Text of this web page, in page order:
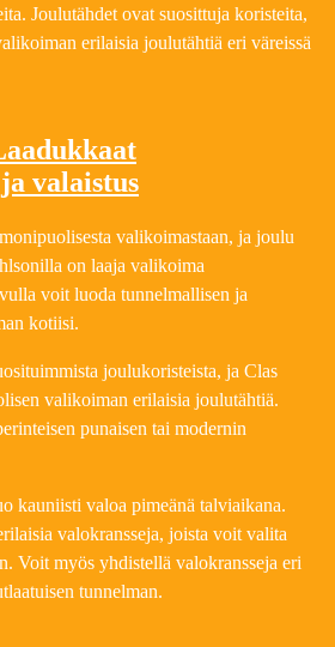
Joulutähdet ovat suosittuja koristeita,
erilaisia joulutähtiä eri väreissä
valaistus
valikoimastaan, ja joulu
on laaja valikoima
voit luoda tunnelmallisen ja
kotiisi.
joulukoristeista, ja Clas
valikoiman erilaisia joulutähtiä.
punaisen tai modernin
kauniisti valoa pimeänä talviaikana.
valokransseja, joista voit valita
Voit myös yhdistellä valokransseja eri
tunnelman.